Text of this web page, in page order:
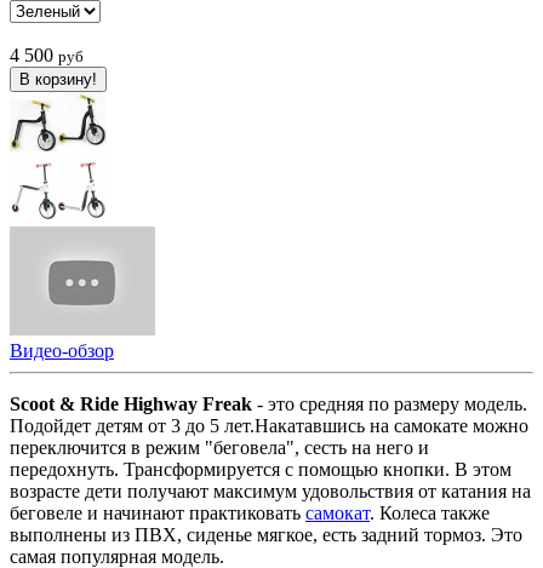
4 500 руб
Видео-обзор
Scoot & Ride Highway Freak - это средняя по размеру модель.
Подойдет детям от 3 до 5 лет.Накатавшись на самокате можно
переключится в режим "беговела", сесть на него и
передохнуть. Трансформируется с помощью кнопки. В этом
возрасте дети получают максимум удовольствия от катания на
беговеле и начинают практиковать самокат. Колеса также
выполнены из ПВХ, сиденье мягкое, есть задний тормоз. Это
самая популярная модель.